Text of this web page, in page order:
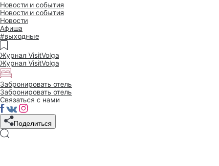
Новости и события
Новости и события
Новости
Афиша
#выходные
Журнал VisitVolga
Журнал VisitVolga
Забронировать отель
Забронировать отель
Связаться с нами
Поделиться